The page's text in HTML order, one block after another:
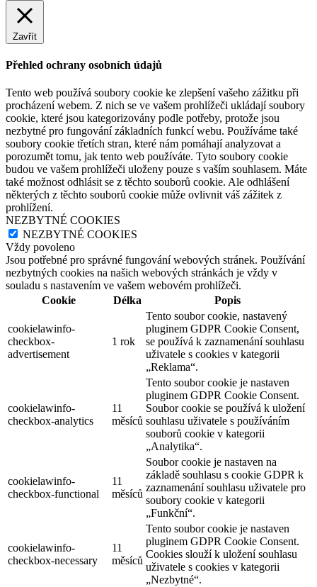
Zavřít
Přehled ochrany osobních údajů
Tento web používá soubory cookie ke zlepšení vašeho zážitku při
procházení webem. Z nich se ve vašem prohlížeči ukládají soubory
cookie, které jsou kategorizovány podle potřeby, protože jsou
nezbytné pro fungování základních funkcí webu. Používáme také
soubory cookie třetích stran, které nám pomáhají analyzovat a
porozumět tomu, jak tento web používáte. Tyto soubory cookie
budou ve vašem prohlížeči uloženy pouze s vaším souhlasem. Máte
také možnost odhlásit se z těchto souborů cookie. Ale odhlášení
některých z těchto souborů cookie může ovlivnit váš zážitek z
prohlížení.
NEZBYTNÉ COOKIES
NEZBYTNÉ COOKIES
Vždy povoleno
Jsou potřebné pro správné fungování webových stránek. Používání
nezbytných cookies na našich webových stránkách je vždy v
souladu s nastavením ve vašem webovém prohlížeči.
Cookie
Délka Popis
cookielawinfo-
checkbox-
advertisement
1 rok
Tento soubor cookie, nastavený
pluginem GDPR Cookie Consent,
se používá k zaznamenání souhlasu
uživatele s cookies v kategorii
„Reklama“.
cookielawinfo-
checkbox-analytics
11
měsíců
Tento soubor cookie je nastaven
pluginem GDPR Cookie Consent.
Soubor cookie se používá k uložení
souhlasu uživatele s používáním
souborů cookie v kategorii
„Analytika“.
cookielawinfo-
checkbox-functional
11
měsíců
Soubor cookie je nastaven na
základě souhlasu s cookie GDPR k
zaznamenání souhlasu uživatele pro
soubory cookie v kategorii
„Funkční“.
cookielawinfo-
checkbox-necessary
11
měsíců
Tento soubor cookie je nastaven
pluginem GDPR Cookie Consent.
Cookies slouží k uložení souhlasu
uživatele s cookies v kategorii
„Nezbytné“.